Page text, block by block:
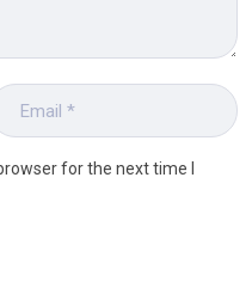
for the next time I